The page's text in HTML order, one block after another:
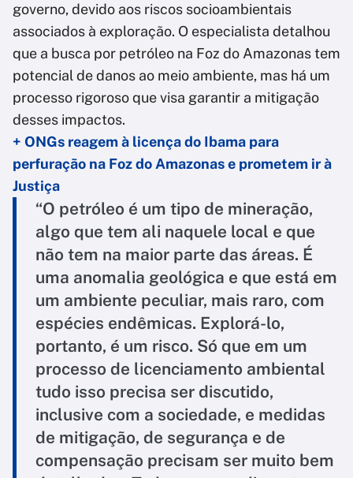
governo, devido aos riscos socioambientais
associados à exploração. O especialista detalhou
que a busca por petróleo na Foz do Amazonas tem
potencial de danos ao meio ambiente, mas há um
processo rigoroso que visa garantir a mitigação
desses impactos.
+ ONGs reagem à licença do Ibama para
perfuração na Foz do Amazonas e prometem ir à
Justiça
“O petróleo é um tipo de mineração,
algo que tem ali naquele local e que
não tem na maior parte das áreas. É
uma anomalia geológica e que está em
um ambiente peculiar, mais raro, com
espécies endêmicas. Explorá-lo,
portanto, é um risco. Só que em um
processo de licenciamento ambiental
tudo isso precisa ser discutido,
inclusive com a sociedade, e medidas
de mitigação, de segurança e de
compensação precisam ser muito bem